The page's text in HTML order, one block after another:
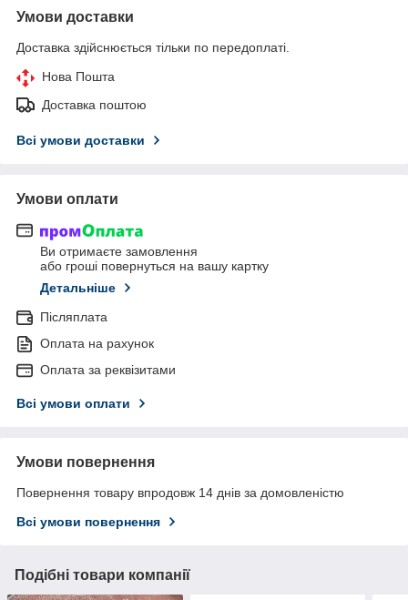
Умови доставки
Доставка здійснюється тільки по передоплаті.
Нова Пошта
Доставка поштою
Всі умови доставки
Умови оплати
Ви отримаєте замовлення
або гроші повернуться на вашу картку
Детальніше
Післяплата
Оплата на рахунок
Оплата за реквізитами
Всі умови оплати
Умови повернення
Повернення товару впродовж 14 днів за домовленістю
Всі умови повернення
Подібні товари компанії